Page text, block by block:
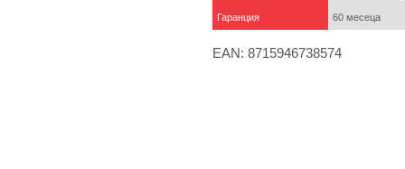
Гаранция 60 месеца
EAN: 8715946738574